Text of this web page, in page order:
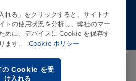
れる」をクリックすると、サイトナ
トの使用状況を分析し、弊社のマー
めに、デバイスに Cookie を保存す
ます。
Cookie ポリシー
の Cookie を受
け入れる